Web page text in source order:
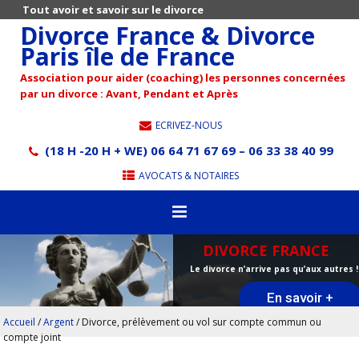
Tout avoir et savoir sur le divorce
Divorce France & Divorce
Paris île de France
Association pour aider (coaching) les personnes concernées
par un divorce : Avant, Pendant et Après
ECRIVEZ-NOUS
(18 H -20 H + WE) 06 64 71 67 69 – 06 33 38 40 99
AVOCATS & NOTAIRES
DIVORCE FRANCE
Le divorce n’arrive pas qu’aux autres !
En savoir +
Accueil /Argent/ Divorce, prélèvement ou vol sur compte commun ou
compte joint